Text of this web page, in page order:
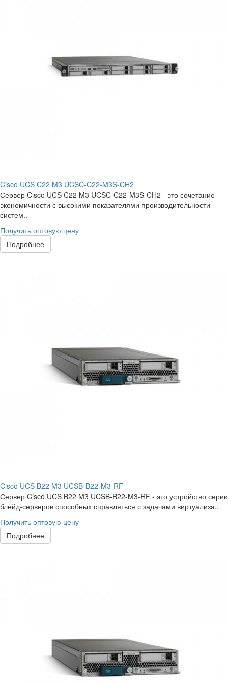
Cisco UCS C22 M3 UCSC-C22-M3S-CH2
Сервер Cisco UCS C22 M3 UCSC-C22-M3S-CH2 - это сочетание
экономичности с высокими показателями производительности
систем..
Получить оптовую цену
Подробнее
Cisco UCS B22 M3 UCSB-B22-M3-RF
Сервер Cisco UCS B22 M3 UCSB-B22-M3-RF - это устройство серии
блейд-серверов способных справляться с задачами виртуализа..
Получить оптовую цену
Подробнее